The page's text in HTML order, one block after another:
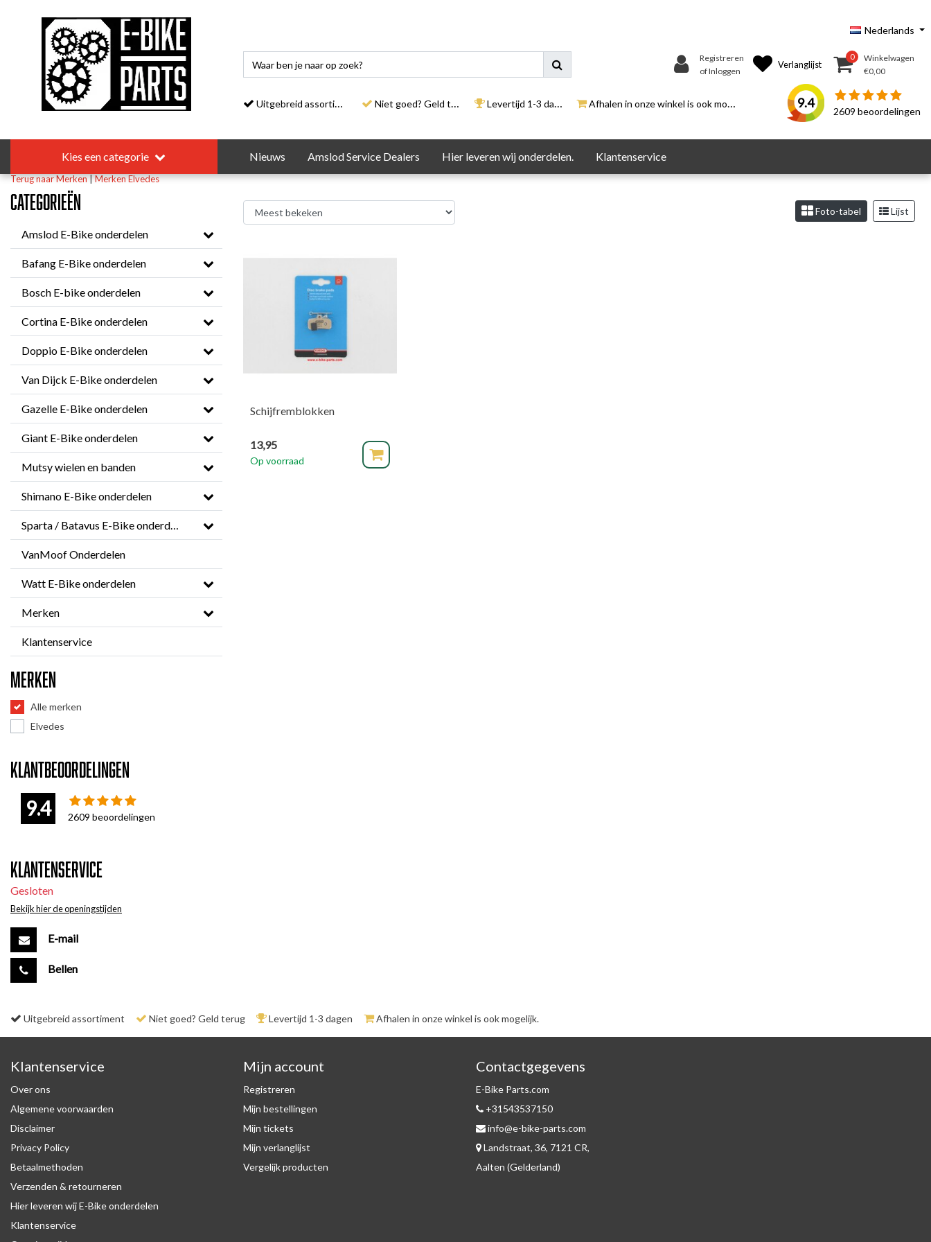
Nederlands
Registreren
of Inloggen
Verlanglijst
0
Winkelwagen
€0,00
Uitgebreid assortiment Niet goed? Geld terug Levertijd 1-3 dagen Afhalen in onze winkel is ook mogelijk. 9.4
2609 beoordelingen
Kies een categorie Nieuws Amslod Service Dealers Hier leveren wij onderdelen. Klantenservice
Terug naar Merken|MerkenElvedes
Categorieën
Amslod E-Bike onderdelen
Bafang E-Bike onderdelen
Bosch E-bike onderdelen
Cortina E-Bike onderdelen
Doppio E-Bike onderdelen
Van Dijck E-Bike onderdelen
Gazelle E-Bike onderdelen
Giant E-Bike onderdelen
Mutsy wielen en banden
Shimano E-Bike onderdelen
Sparta / Batavus E-Bike onderdelen
VanMoof Onderdelen
Watt E-Bike onderdelen
Merken
Klantenservice
Merken
Alle merken
Elvedes
Klantbeoordelingen
9.4
2609 beoordelingen
Klantenservice
Gesloten
Bekijk hier de openingstijden
E-mail
Bellen
Foto-tabel Lijst
Schijfremblokken
13,95
Op voorraad
Uitgebreid assortiment Niet goed? Geld terug Levertijd 1-3 dagen Afhalen in onze winkel is ook mogelijk.
Klantenservice
Over ons
Algemene voorwaarden
Disclaimer
Privacy Policy
Betaalmethoden
Verzenden & retourneren
Hier leveren wij E-Bike onderdelen
Klantenservice
Mijn account
Registreren
Mijn bestellingen
Mijn tickets
Mijn verlanglijst
Vergelijk producten
Contactgegevens
E-Bike Parts.com
+31543537150
info@e-bike-parts.com
Landstraat, 36, 7121 CR,
Aalten (Gelderland)